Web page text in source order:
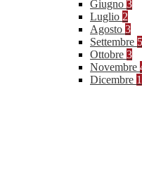
Giugno 3
Luglio 2
Agosto 3
Settembre 5
Ottobre 3
Novembre
Dicembre 1